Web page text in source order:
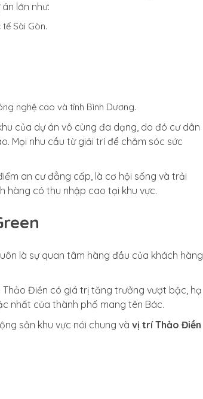
lớn như:
Sài Gòn.
nghệ cao và tỉnh Bình Dương.
của dự án vô cùng đa dạng, do đó cư dân
Mọi nhu cầu từ giải trí để chăm sóc sức
an cư đẳng cấp, là cơ hội sống và trải
hàng có thu nhập cao tại khu vực.
là sự quan tâm hàng đầu của khách hàng
Điền có giá trị tăng trưởng vượt bậc, hạ
nhất của thành phố mang tên Bác.
sản khu vực nói chung và vị trí Thảo Điền